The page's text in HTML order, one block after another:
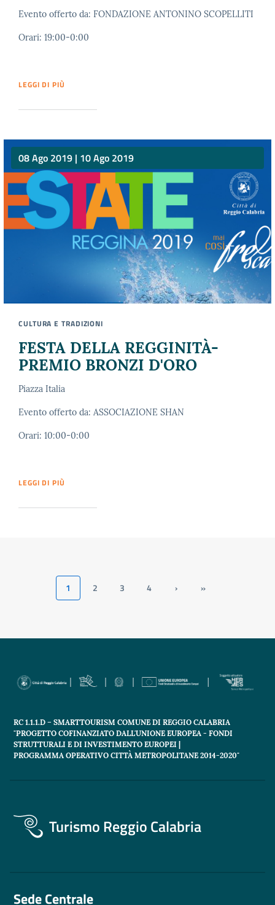
Evento offerto da: FONDAZIONE ANTONINO SCOPELLITI
Orari: 19:00-0:00
LEGGI DI PIÙ
08 Ago 2019 | 10 Ago 2019
CULTURA E TRADIZIONI
FESTA DELLA REGGINITÀ-
PREMIO BRONZI D'ORO
Piazza Italia
Evento offerto da: ASSOCIAZIONE SHAN
Orari: 10:00-0:00
LEGGI DI PIÙ
Pagina
attuale
1 Page
2 Page
3 Page
4 Pagina
› Ultima
»
RC 1.1.1.D – SMARTTOURISM COMUNE DI REGGIO CALABRIA
"PROGETTO COFINANZIATO DALL'UNIONE EUROPEA - FONDI
STRUTTURALI E DI INVESTIMENTO EUROPEI |
PROGRAMMA OPERATIVO CITTÀ METROPOLITANE 2014-2020"
Turismo Reggio Calabria
Sede Centrale